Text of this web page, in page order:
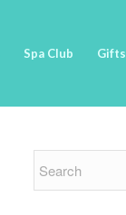
Spa Club Gifts